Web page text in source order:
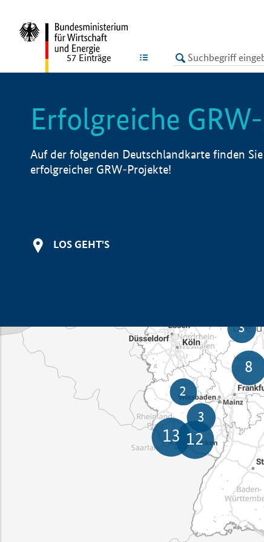
LISTE
57 Einträge
Erfolgreiche
Auf der folgenden Deutschlandkarte finden
erfolgreicher GRW-Projekte!
LOS GEHT'S